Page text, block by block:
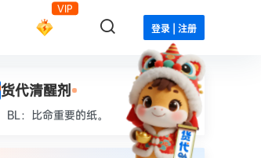
VIP
登录 | 注册
货代清醒剂
BL：比命重要的纸。